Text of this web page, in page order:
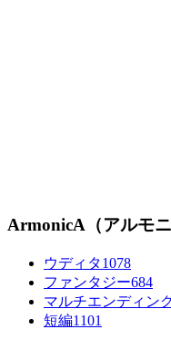
ArmonicA（アルモ
ウディタ1078
ファンタジー684
マルチエンディン
短編1101